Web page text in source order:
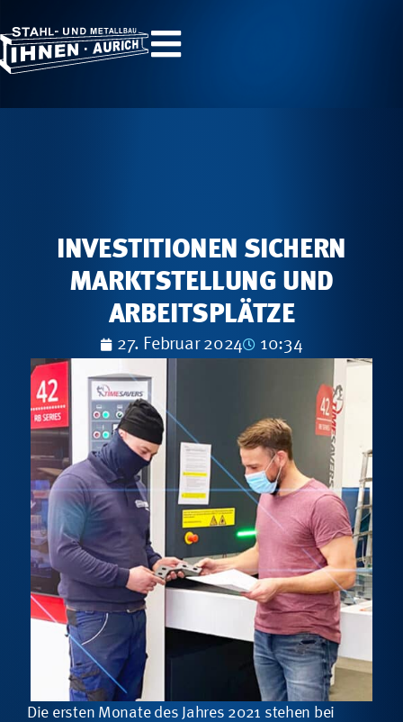
INVESTITIONEN SICHERN
MARKTSTELLUNG UND
ARBEITSPLÄTZE
27. Februar 2024 10:34
Die ersten Monate des Jahres 2021 stehen bei